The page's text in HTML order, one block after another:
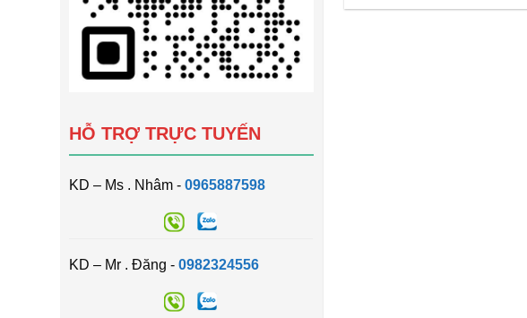
HỖ TRỢ TRỰC TUYẾN
KD – Ms . Nhâm - 0965887598
KD – Mr . Đăng - 0982324556